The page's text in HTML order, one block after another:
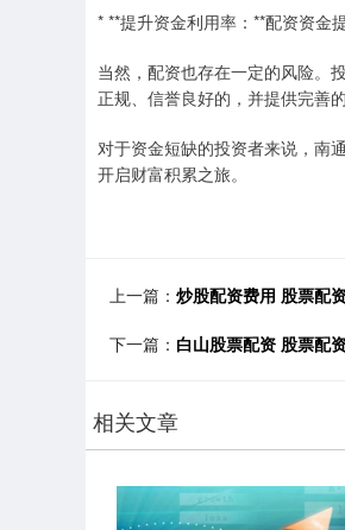
* **提升资金利用率：**配资资金
当然，配资也存在一定的风险。
正规、信誉良好的，并提供完善
对于资金短缺的投资者来说，南
开启财富积累之旅。
上一篇： 炒股配资费用 股票配
下一篇： 白山股票配资 股票配
相关文章